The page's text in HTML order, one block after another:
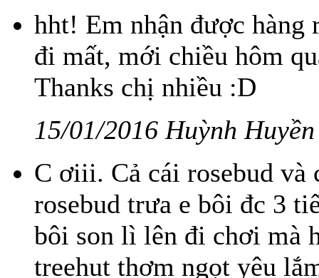
hht! Em nhận được hàng
đi mất, mới chiều hôm
Thanks chị nhiều :D
15/01/2016 Huỳnh
C ơiii. Cả cái rosebud và
rosebud trưa e bôi đc 3
bôi son lì lên đi chơi mà
treehut thơm ngọt yêu